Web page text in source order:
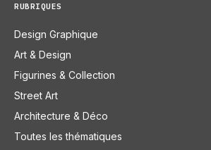
RUBRIQUES
Design Graphique
Art & Design
Figurines & Collection
Street Art
Architecture & Déco
Toutes les thématiques